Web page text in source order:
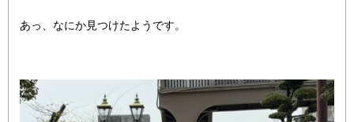
あっ、なにか見つけたようです。